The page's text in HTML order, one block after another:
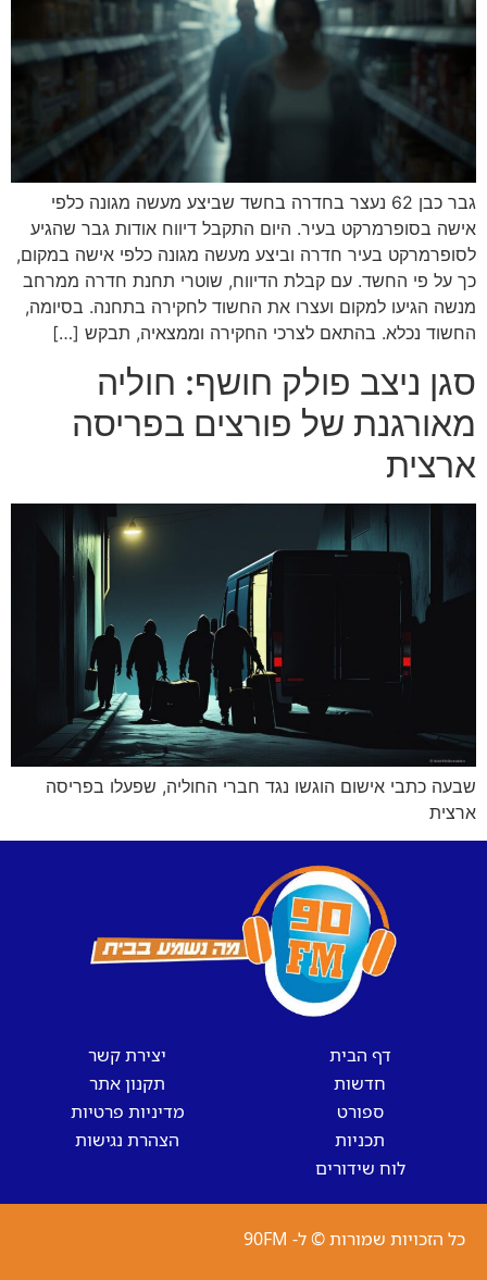
גבר כבן 62 נעצר בחדרה בחשד שביצע מעשה מגונה כלפי
אישה בסופרמרקט בעיר. היום התקבל דיווח אודות גבר שהגיע
לסופרמרקט בעיר חדרה וביצע מעשה מגונה כלפי אישה במקום,
כך על פי החשד. עם קבלת הדיווח, שוטרי תחנת חדרה ממרחב
מנשה הגיעו למקום ועצרו את החשוד לחקירה בתחנה. בסיומה,
החשוד נכלא. בהתאם לצרכי החקירה וממצאיה, תבקש […]
סגן ניצב פולק חושף: חוליה
מאורגנת של פורצים בפריסה
ארצית
שבעה כתבי אישום הוגשו נגד חברי החוליה, שפעלו בפריסה
ארצית
דף הבית
חדשות
ספורט
תכניות
לוח שידורים
יצירת קשר
תקנון אתר
מדיניות פרטיות
הצהרת נגישות
כל הזכויות שמורות © ל- 90FM